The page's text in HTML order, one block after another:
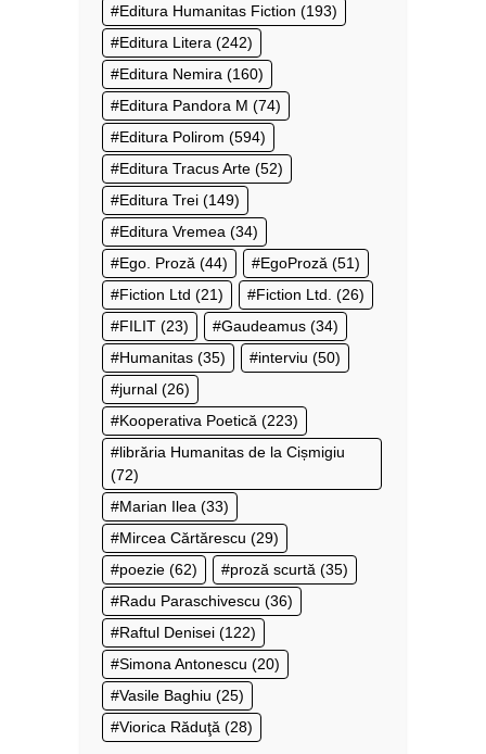
Editura Humanitas Fiction (193)
Editura Litera (242)
Editura Nemira (160)
Editura Pandora M (74)
Editura Polirom (594)
Editura Tracus Arte (52)
Editura Trei (149)
Editura Vremea (34)
Ego. Proză (44) EgoProză (51)
Fiction Ltd (21) Fiction Ltd. (26)
FILIT (23) Gaudeamus (34)
Humanitas (35) interviu (50)
jurnal (26)
Kooperativa Poetică (223)
librăria Humanitas de la Cișmigiu
(72)
Marian Ilea (33)
Mircea Cărtărescu (29)
poezie (62) proză scurtă (35)
Radu Paraschivescu (36)
Raftul Denisei (122)
Simona Antonescu (20)
Vasile Baghiu (25)
Viorica Răduţă (28)